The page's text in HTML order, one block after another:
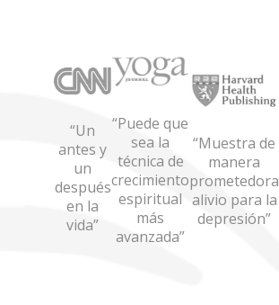
“Un
antes y
un
después
en la
vida”
“Puede que
sea la
técnica de
crecimiento
espiritual
más
avanzada”
“Muestra de
manera
prometedora
alivio para la
depresión”